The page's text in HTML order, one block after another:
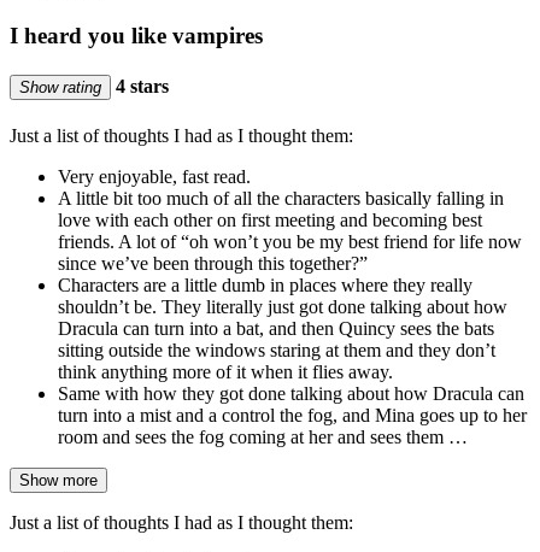
I heard you like vampires
Show rating 4 stars
Just a list of thoughts I had as I thought them:
Very enjoyable, fast read.
A little bit too much of all the characters basically falling in
love with each other on first meeting and becoming best
friends. A lot of “oh won’t you be my best friend for life now
since we’ve been through this together?”
Characters are a little dumb in places where they really
shouldn’t be. They literally just got done talking about how
Dracula can turn into a bat, and then Quincy sees the bats
sitting outside the windows staring at them and they don’t
think anything more of it when it flies away.
Same with how they got done talking about how Dracula can
turn into a mist and a control the fog, and Mina goes up to her
room and sees the fog coming at her and sees them …
Show more
Just a list of thoughts I had as I thought them: